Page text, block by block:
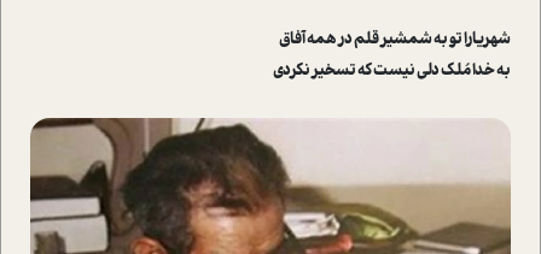
شهریارا تو به شمشیر قلم در همه آفاق
به خدا مُلک دلی نیست که تسخیر نکردی